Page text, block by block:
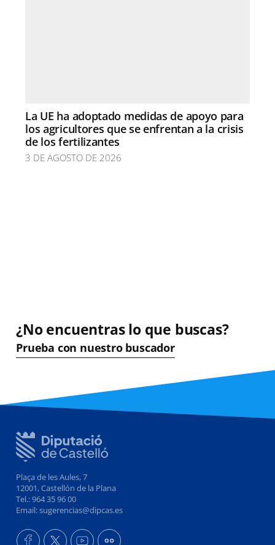
La UE ha adoptado medidas de apoyo para
los agricultores que se enfrentan a la crisis
de los fertilizantes
3 DE AGOSTO DE 2026
¿No encuentras lo que buscas?
Prueba con nuestro buscador
Plaça de les Aules, 7
12001, Castellón de la Plana
Tel.: 964 35 96 00
Email: sugerencias@dipcas.es